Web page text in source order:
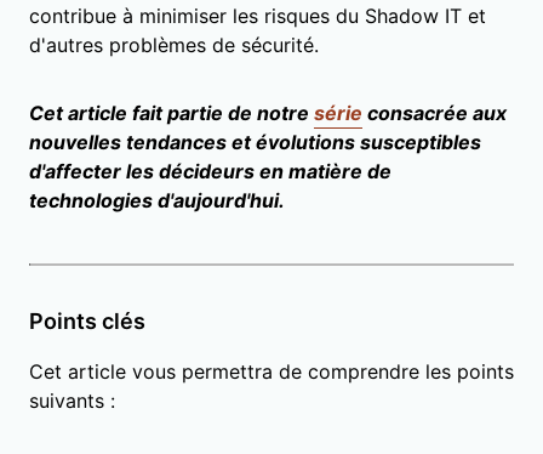
contribue à minimiser les risques du Shadow IT et
d'autres problèmes de sécurité.
Cet article fait partie de notre série consacrée aux
nouvelles tendances et évolutions susceptibles
d'affecter les décideurs en matière de
technologies d'aujourd'hui.
Points clés
Cet article vous permettra de comprendre les points
suivants :